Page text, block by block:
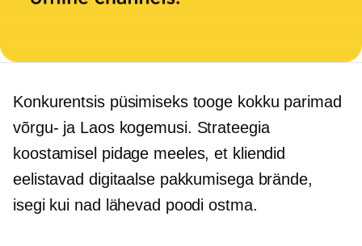
Konkurentsis püsimiseks tooge kokku parimad
võrgu- ja Laoskogemusi. Strateegia
koostamisel pidage meeles, et kliendid
eelistavad digitaalse pakkumisega brände,
isegi kui nad lähevad poodi ostma.